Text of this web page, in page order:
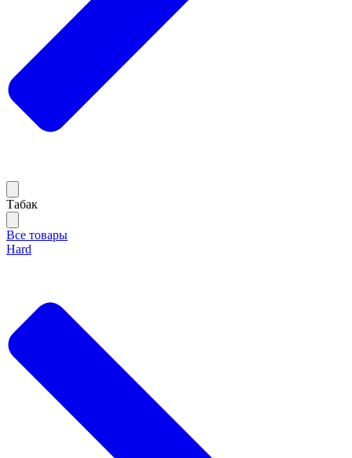
Тaбак
Все товары
Hard